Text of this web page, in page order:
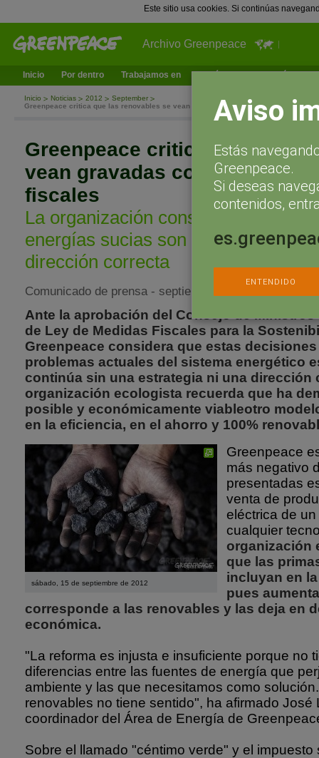
Este sitio usa cookies. Si continúas
Archivo Greenpeace
Inicio Por dentro Trabajamos en ¿Qué puedes hacer tú?
Inicio Noticias 2012
September
Greenpeace critica que las renovables se vean gravadas con las nuevas medidas
Greenpeace critica que las
vean gravadas con las
fiscales
La organización considera que los
energías sucias son un paso
dirección correcta
Comunicado de prensa - septiembre 15, 2012
Ante la aprobación del Consejo de
de Ley de Medidas Fiscales para la
Greenpeace considera que estas
problemas actuales del sistema energético
continúa sin una estrategia ni una dirección
organización ecologista recuerda que ha
posible y económicamente viableotro
en la eficiencia, en el ahorro y 100%
sábado, 15 de septiembre de 2012
Greenpeace
más negativo
presentadas
venta de
eléctrica de
cualquier
organización
que las
incluyan en
pues
corresponde a las renovables y las deja en
económica.
"La reforma es injusta e insuficiente porque no
diferencias entre las fuentes de energía que
ambiente y las que necesitamos como
renovables no tiene sentido", ha afirmado José
coordinador del Área de Energía de
Sobre el llamado "céntimo verde" y el
Aviso
Estás
Greenpeace.
Si deseas
contenidos,
ENTENDIDO